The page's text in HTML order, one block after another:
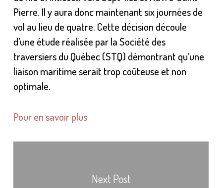
Pierre. Il y aura donc maintenant six journées de
vol au lieu de quatre. Cette décision découle
d’une étude réalisée par la Société des
traversiers du Québec (STQ) démontrant qu’une
liaison maritime serait trop coûteuse et non
optimale.
Pour en savoir plus
Next Post